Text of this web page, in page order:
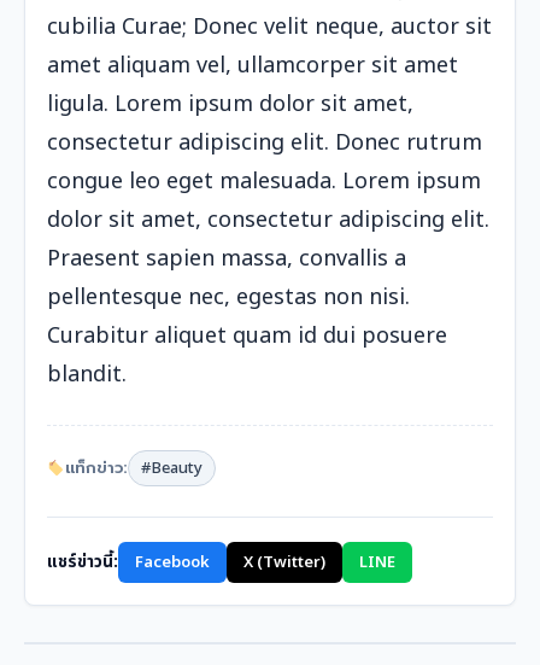
cubilia Curae; Donec velit neque, auctor sit
amet aliquam vel, ullamcorper sit amet
ligula. Lorem ipsum dolor sit amet,
consectetur adipiscing elit. Donec rutrum
congue leo eget malesuada. Lorem ipsum
dolor sit amet, consectetur adipiscing elit.
Praesent sapien massa, convallis a
pellentesque nec, egestas non nisi.
Curabitur aliquet quam id dui posuere
blandit.
แท็กข่าว: #Beauty
แชร์ข่าวนี้: Facebook X (Twitter) LINE